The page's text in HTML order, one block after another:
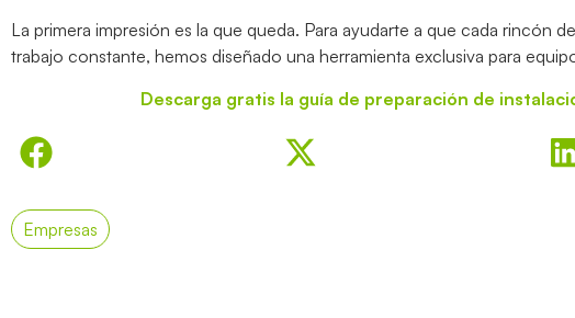
La primera impresión es la que queda. Para ayudarte a que cada rincón
trabajo constante, hemos diseñado una herramienta exclusiva para
Descarga gratis la guía de preparación de
Empresas